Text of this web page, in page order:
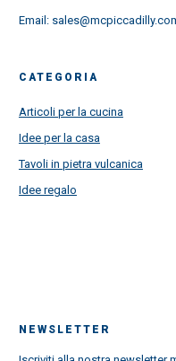
Email:
CATEGORIA
Articoli per la cucina
Idee per la casa
Tavoli in pietra vulcanica
Idee regalo
NEWSLETTER